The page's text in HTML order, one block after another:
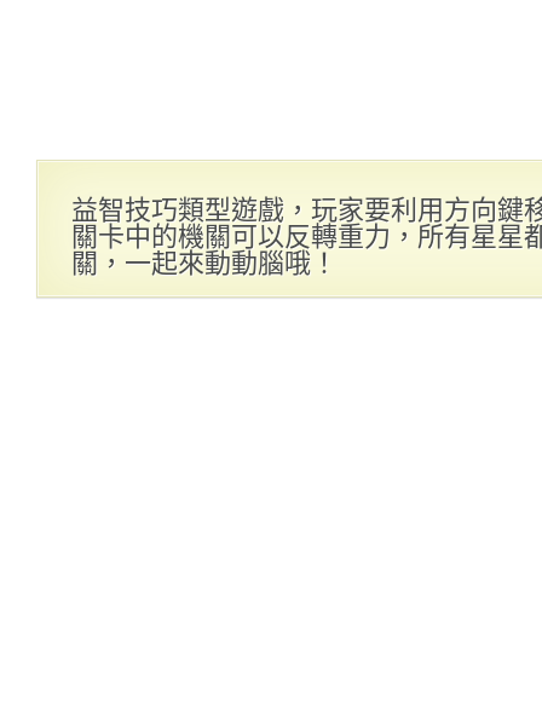
益智技巧類型遊戲，玩家要利用方向鍵
關卡中的機關可以反轉重力，所有星星
關，一起來動動腦哦！